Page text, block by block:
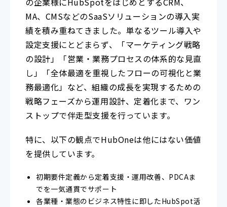
MA、CMSなどのSaaSソリューションの導入実
績を積み重ねてきました。単なるツール導入や
設定支援にとどまらず、「マーケティング戦略
の設計」「営業・業務プロセスの体系的な見直
し」「全体最適を重視したフローの可視化と業
務最適化」など、組織の成長を実現するための
戦略フェーズから運用設計、定着化まで、ワン
ストップで伴走型支援を行っています。
特に、以下の観点でHubOneは他にはない価値
を提供しています。
初期要件定義から定着支援・運用改善、PDCAま
でを一気通貫でサポート
各業種・業態のビジネス特性に即したHubSpot活